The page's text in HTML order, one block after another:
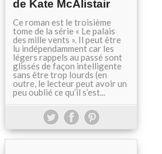
de Kate McAlistair
Ce roman est le troisième
tome de la série « Le palais
des mille vents ». Il peut être
lu indépendamment car les
légers rappels au passé sont
glissés de façon intelligente
sans être trop lourds (en
outre, le lecteur peut avoir un
peu oublié ce qu’il s’est...